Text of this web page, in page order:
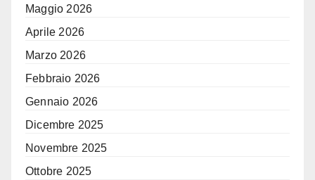
Maggio 2026
Aprile 2026
Marzo 2026
Febbraio 2026
Gennaio 2026
Dicembre 2025
Novembre 2025
Ottobre 2025